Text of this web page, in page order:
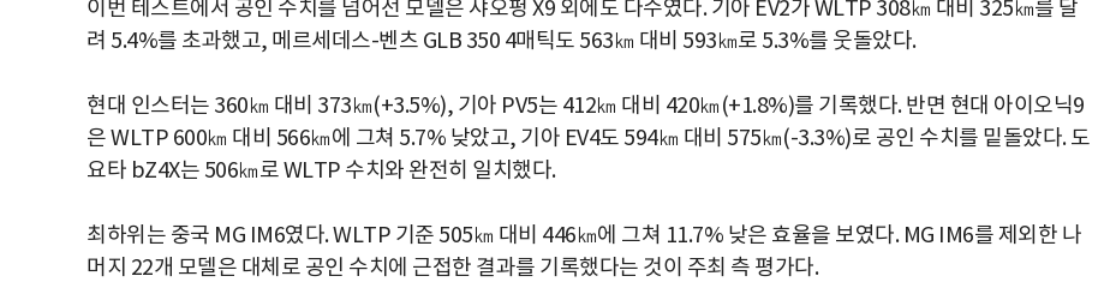
이번 테스트에서 공인 수치를 넘어선 모델은 샤오펑 X9 외에도 다수였다. 기아 EV2가 WLTP 308㎞ 대비 325㎞를 달
려 5.4%를 초과했고, 메르세데스-벤츠 GLB 350 4매틱도 563㎞ 대비 593㎞로 5.3%를 웃돌았다.
현대 인스터는 360㎞ 대비 373㎞(+3.5%), 기아 PV5는 412㎞ 대비 420㎞(+1.8%)를 기록했다. 반면 현대 아이오닉9
은 WLTP 600㎞ 대비 566㎞에 그쳐 5.7% 낮았고, 기아 EV4도 594㎞ 대비 575㎞(-3.3%)로 공인 수치를 밑돌았다. 도
요타 bZ4X는 506㎞로 WLTP 수치와 완전히 일치했다.
최하위는 중국 MG IM6였다. WLTP 기준 505㎞ 대비 446㎞에 그쳐 11.7% 낮은 효율을 보였다. MG IM6를 제외한 나
머지 22개 모델은 대체로 공인 수치에 근접한 결과를 기록했다는 것이 주최 측 평가다.